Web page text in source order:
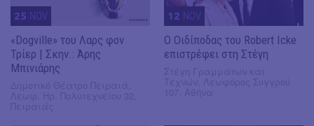
25 NOV
«Dogville» του Λαρς φον
Τρίερ | Σκην.: Άρης
Μπινιάρης
12 NOV
O Οιδίποδας του Robert Icke
επιστρέφει στη Στέγη